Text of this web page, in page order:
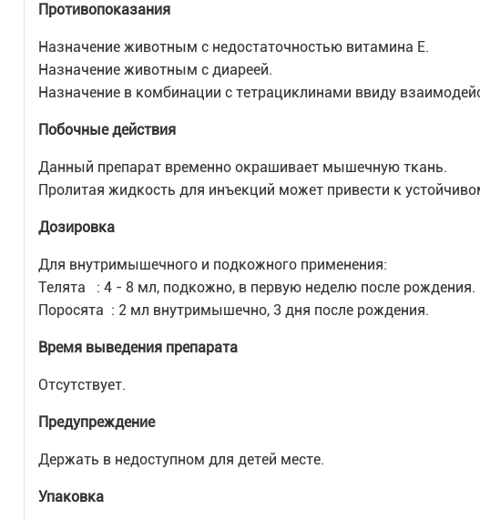
Противопоказания
Назначение животным с недостаточностью витамина E.
Назначение животным с диареей.
Назначение в комбинации с тетрациклинами ввиду
Побочные действия
Данный препарат временно окрашивает мышечную ткань.
Пролитая жидкость для инъекций может привести к
Дозировка
Для внутримышечного и подкожного применения:
Телята : 4 - 8 мл, подкожно, в первую неделю после рождения.
Поросята : 2 мл внутримышечно, 3 дня после рождения.
Время выведения препарата
Отсутствует.
Предупреждение
Держать в недоступном для детей месте.
Упаковка